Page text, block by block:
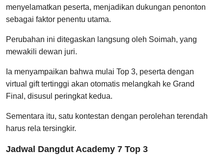
menyelamatkan peserta, menjadikan dukungan penonton
sebagai faktor penentu utama.
Perubahan ini ditegaskan langsung oleh Soimah, yang
mewakili dewan juri.
Ia menyampaikan bahwa mulai Top 3, peserta dengan
virtual gift tertinggi akan otomatis melangkah ke Grand
Final, disusul peringkat kedua.
Sementara itu, satu kontestan dengan perolehan terendah
harus rela tersingkir.
Jadwal Dangdut Academy 7 Top 3